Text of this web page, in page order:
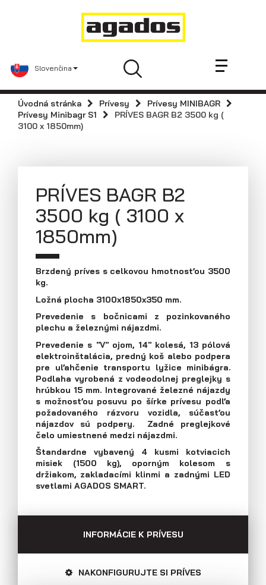
Slovenčina
Novinky a články
Predajcovia
Kontakt
Agados
Náhradné diely
Praktické informácie
Navštívte nás
Dolná 142, 900 01 Modra
Tel: +421 33 642 2672
E-mail: agados@agados.sk
Sledujte nás
AGA KIT
Prívesy s kolesami vedľa ložnej
plochy (plechové bočnice)
bočnice)
Úvodná stránka Prívesy
Prívesy MINIBAGR
Prívesy Minibagr S1
PRÍVES BAGR B2 3500 kg (
3100 x 1850mm)
PRÍVES BAGR B2
3500 kg ( 3100 x
1850mm)
Brzdený príves s celkovou hmotnosťou 3500
kg.
Ložná plocha 3100x1850x350 mm.
Prevedenie s bočnicami z pozinkovaného
plechu a železnými nájazdmi.
Prevedenie s "V" ojom, 14" kolesá, 13 pólová
elektroinštalácia, predný koš alebo podpera
pre uľahčenie transportu lyžice minibágra.
Podlaha vyrobená z vodeodolnej preglejky s
hrúbkou 15 mm. Integrované železné nájazdy
s možnosťou posuvu po šírke prívesu podľa
požadovaného rázvoru vozidla, súčasťou
nájazdov sú podpery. Zadné preglejkové
čelo umiestnené medzi nájazdmi.
Štandardne vybavený 4 kusmi kotviacich
misiek (1500 kg), oporným kolesom s
držiakom, zakladacími klinmi a zadnými LED
svetlami AGADOS SMART.
INFORMÁCIE K PRÍVESU
NAKONFIGURUJTE SI PRÍVES